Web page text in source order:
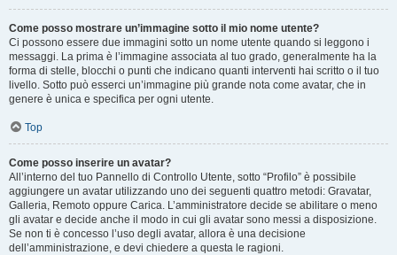
Come posso mostrare un’immagine sotto il mio nome utente?
Ci possono essere due immagini sotto un nome utente quando si leggono i
messaggi. La prima è l’immagine associata al tuo grado, generalmente ha la
forma di stelle, blocchi o punti che indicano quanti interventi hai scritto o il tuo
livello. Sotto può esserci un’immagine più grande nota come avatar, che in
genere è unica e specifica per ogni utente.
Top
Come posso inserire un avatar?
All’interno del tuo Pannello di Controllo Utente, sotto “Profilo” è possibile
aggiungere un avatar utilizzando uno dei seguenti quattro metodi: Gravatar,
Galleria, Remoto oppure Carica. L’amministratore decide se abilitare o meno
gli avatar e decide anche il modo in cui gli avatar sono messi a disposizione.
Se non ti è concesso l’uso degli avatar, allora è una decisione
dell’amministrazione, e devi chiedere a questa le ragioni.